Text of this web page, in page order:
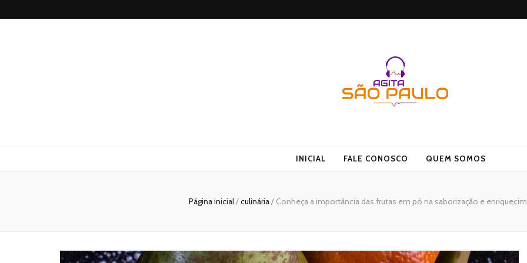
INICIAL FALE CONOSCO QUEM SOMOS
Página inicial/culinária/ Conheça a importância das frutas em pó na saborização e